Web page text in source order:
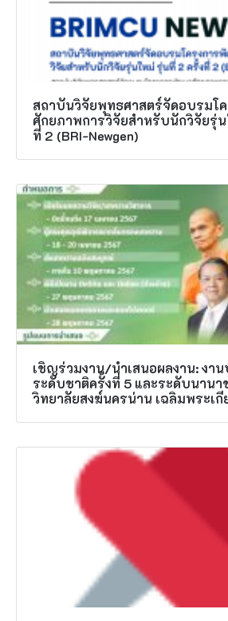
สถาบันวิจัยพุทธศาสตร์จัดอบรมโ
ศักยภาพการวิจัยสำหรับนักวิจัยรุ่
ที่ 2 (BRI-Newgen)
เชิญร่วมงาน/นำเสนอผลงาน: งา
ระดับชาติครั้งที่ 5 และระดับนาน
วิทยาลัยสงฆ์นครน่าน เฉลิมพระเ